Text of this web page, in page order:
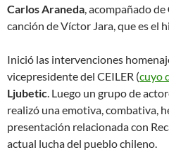
Carlos Araneda, acompañado de
canción de Víctor Jara, que es el
Inició las intervenciones
vicepresidente del CEILER (cuyo
Ljubetic. Luego un grupo de
realizó una emotiva, combativa,
presentación relacionada con
actual lucha del pueblo chileno.